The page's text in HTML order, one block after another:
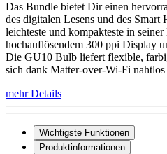
Das Bundle bietet Dir einen
des digitalen Lesens und des
leichteste und kompakteste in
hochauflösendem 300 ppi Display
Die GU10 Bulb liefert flexible,
sich dank Matter-over-Wi-Fi
mehr Details
Wichtigste Funktionen
Produktinformationen